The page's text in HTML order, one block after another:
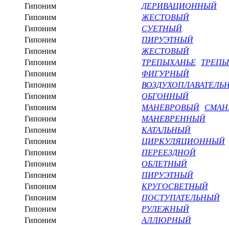
Гипоним
ДЕРИВАЦИОННЫЙ
Гипоним
ЖЕСТОВЫЙ
Гипоним
СУЕТНЫЙ
Гипоним
ПИРУЭТНЫЙ
Гипоним
ЖЕСТОВЫЙ
Гипоним
ТРЕПЫХАНЬЕ
Гипоним
ФИГУРНЫЙ
Гипоним
Гипоним
ОБГОННЫЙ
Гипоним
МАНЕВРОВЫЙ
Гипоним
МАНЕВРЕННЫЙ
Гипоним
КАТАЛЬНЫЙ
Гипоним
ЦИРКУЛЯЦИОННЫЙ
Гипоним
ПЕРЕЕЗДНОЙ
Гипоним
ОБЛЕТНЫЙ
Гипоним
ПИРУЭТНЫЙ
Гипоним
КРУГОСВЕТНЫЙ
Гипоним
ПОСТУПАТЕЛЬНЫЙ
Гипоним
РУЛЕЖНЫЙ
Гипоним
АЛЛЮРНЫЙ